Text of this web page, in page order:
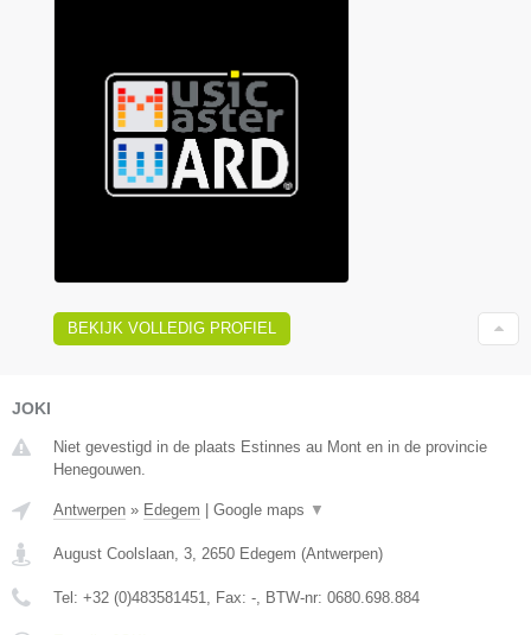
BEKIJK VOLLEDIG PROFIEL
JOKI
Niet gevestigd in de plaats Estinnes au Mont en in de provincie
Henegouwen.
Antwerpen » Edegem Google maps ▼
August Coolslaan, 3 2650 Edegem (Antwerpen)
Tel: +32 (0)483581451 , Fax: - , BTW-nr: 0680.698.884